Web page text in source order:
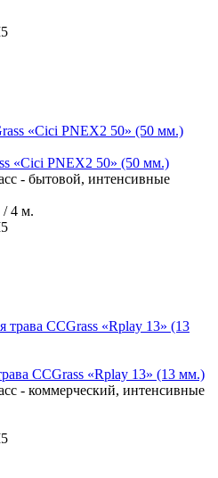
«Cici PNEX2 50» (50 мм.)
- бытовой, интенсивные
/ 4 м.
CCGrass «Rplay 13» (13 мм.)
- коммерческий, интенсивные